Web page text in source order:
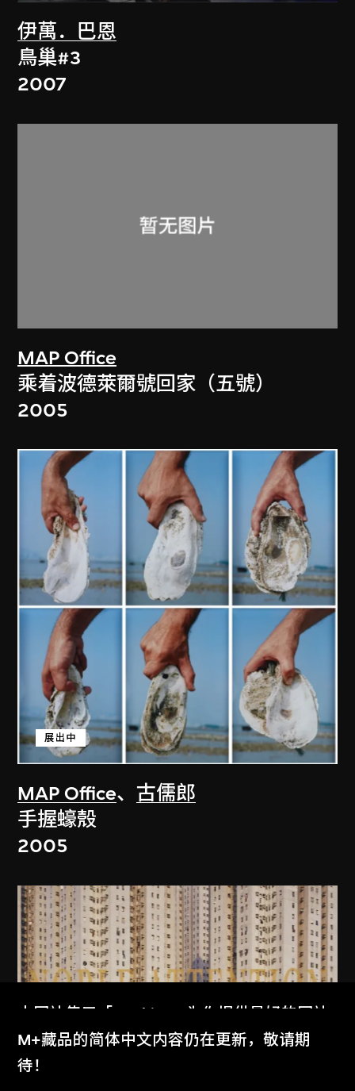
伊萬．巴恩
鳥巢#3
2007
MAP Office
乘着波德萊爾號回家（五號）
2005
MAP Office、 古儒郎
展出中
手握蠔殼
2005
本网站使用「Cookies」为你提供最好的网站
体验。
了解更多
M+藏品的简体中文内容仍在更新，敬请期
待！